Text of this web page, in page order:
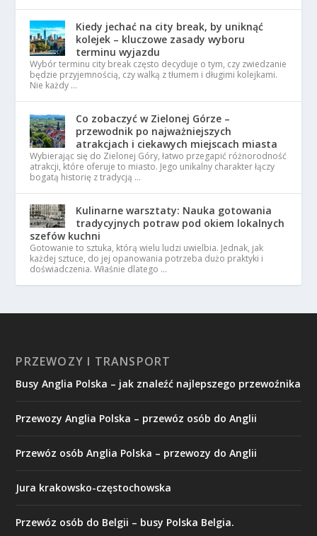
Kiedy jechać na city break, by uniknąć
kolejek – kluczowe zasady wyboru
terminu wyjazdu
Wybór terminu city break często decyduje o tym, czy zwiedzanie
będzie przyjemnością, czy walką z tłumem i długimi kolejkami.
Nie każdy …
Co zobaczyć w Zielonej Górze –
przewodnik po najważniejszych
atrakcjach i ciekawych miejscach miasta
Wybierając się do Zielonej Góry, łatwo przegapić różnorodność
atrakcji, które oferuje to miasto. Jego unikalny charakter łączy
bogatą historię z tradycją …
Kulinarne warsztaty: Nauka gotowania
tradycyjnych potraw pod okiem lokalnych
szefów kuchni
Gotowanie to sztuka, którą wielu ludzi uwielbia. Jednak, jak
każdej sztuce, do jej opanowania potrzeba dużo praktyki i
doświadczenia. Właśnie dlatego …
PRZEWOZY I TRANSPORT
Busy Anglia Polska – jak znaleźć najlepszego przewoźnika
Przewozy Anglia Polska – przewóz osób do Anglii
Przewóz osób Anglia Polska – przewozy do Anglii
Jura krakowsko-częstochowska
Przewóz osób do Belgii – busy Polska Belgia.